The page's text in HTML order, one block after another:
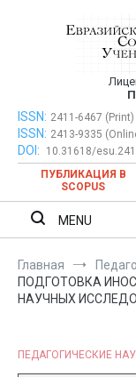
Евразийский
ISSN: 2411-6467 (Print)
ISSN: 2413-9335
DOI:
10.31618/
ПУБЛИКАЦИЯ В
SCOPUS
MENU
Главная
ПОДГОТОВКА
НАУЧНЫХ
ПЕДАГОГИЧЕСКИЕ